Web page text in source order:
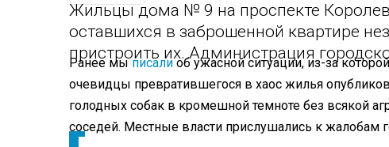
Жильцы дома № 9 на проспекте
оставшихся в заброшенной квартире
пристроить их. Администрация
Ранее мыписалиоб ужасной ситуации, из-за
очевидцы превратившегося в хаос жилья
голодных собак в кромешной темноте без всякой
соседей. Местные власти прислушались к жалобам